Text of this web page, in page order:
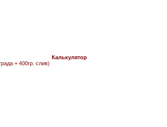
+ 400гр. слив)
Калькулятор